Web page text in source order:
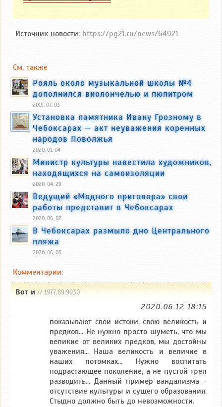
Источник новости: https://pg21.ru/news/64921
См. также
Рояль около музыкальной школы №4
дополнился виолончелью и пюпитром
2019, 07, 03
Установка памятника Ивану Грозному в
Чебоксарах — акт неуважения коренных
народов Поволжья
2020, 01, 04
Министр культуры навестила художников,
находящихся на самоизоляции
2020, 04, 29
Ведущий «Модного приговора» свои
работы представит в Чебоксарах
2020, 06, 02
В Чебоксарах размыло дно Центрального
пляжа
2020, 06, 03
Комментарии:
Вот и// 1977.69.9930
2020.06.12 18:15
показывают свои истоки, свою великость и
предков... Не нужно просто шуметь, что мы
великие от великих предков, мы достойны
уважения... Наша великость и величие в
наших потомках... Нужно воспитать
подрастающее поколение, а не пустой треп
разводить... Данный пример вандализма -
отсутствие культуры и сущего образования.
Стыдно должно быть до невозможности.